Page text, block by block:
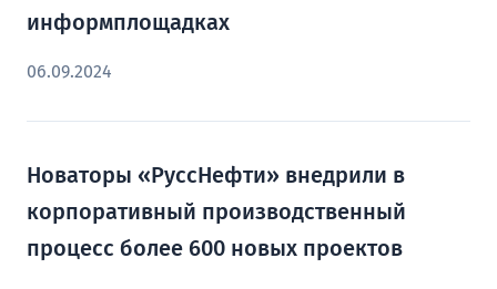
информплощадках
06.09.2024
Новаторы «РуссНефти» внедрили в
корпоративный производственный
процесс более 600 новых проектов